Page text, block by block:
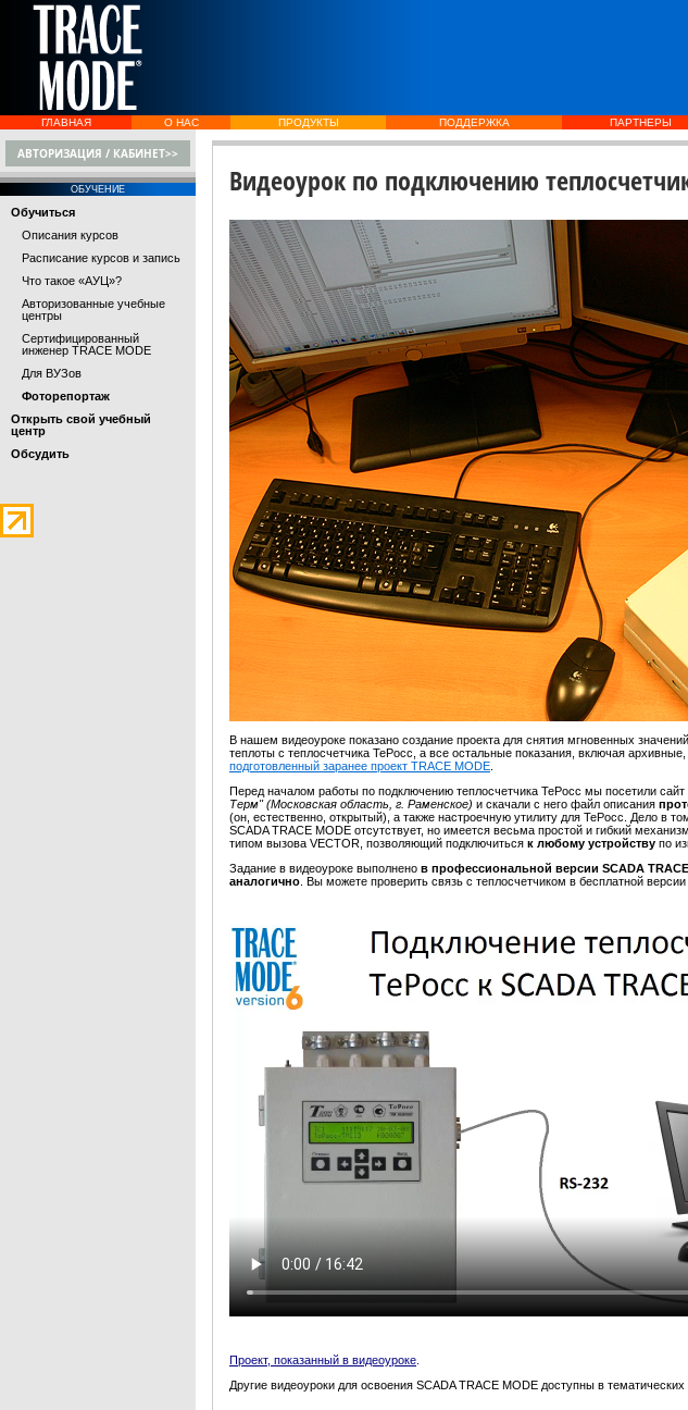
ГЛАВНАЯ О НАС ПРОДУКТЫ ПОДДЕРЖКА ПАРТНЕРЫ
АВТОРИЗАЦИЯ / КАБИНЕТ>>
ОБУЧЕНИЕ
Обучиться
Описания курсов
Расписание курсов и запись
Что такое «АУЦ»?
Авторизованные учебные
центры
Сертифицированный
инженер TRACE MODE
Для ВУЗов
Фоторепортаж
Открыть свой учебный
центр
Обсудить
Видеоурок по подключению теплосчетчика
В нашем видеоуроке показано создание проекта для снятия мгновенных
теплоты с теплосчетчика ТеРосс, а все остальные показания, включая
подготовленный заранее проект TRACE MODE
Перед началом работы по подключению теплосчетчика ТеРосс мы посетили сайт
Терм" (Московская область, г. Раменское) и скачали с него файл описания
(он, естественно, открытый), а также настроечную утилиту для ТеРосс. Дело в
SCADA TRACE MODE отсутствует, но имеется весьма простой и гибкий
типом вызова VECTOR, позволяющий подключиться к любому устройству по
Задание в видеоуроке выполнено в профессиональной версии SCADA
аналогично . Вы можете проверить связь с теплосчетчиком в бесплатной
Проект, показанный в видеоуроке
Другие видеоуроки для освоения SCADA TRACE MODE доступны в